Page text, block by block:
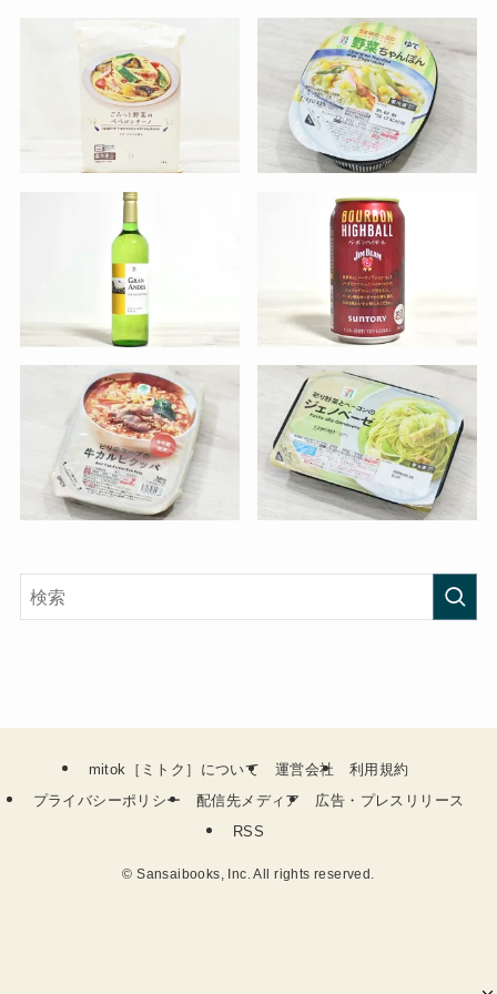
mitok［ミトク］について 運営会社
利用規約
プライバシーポリシー
配信先メディア
広告・プレスリリース
RSS
© Sansaibooks, Inc. All rights reserved.